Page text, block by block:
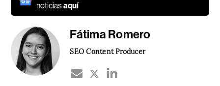
noticiasaquí
Fátima Romero
SEO Content Producer